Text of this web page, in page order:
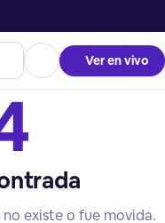
Ver en vivo
existe o fue movida.